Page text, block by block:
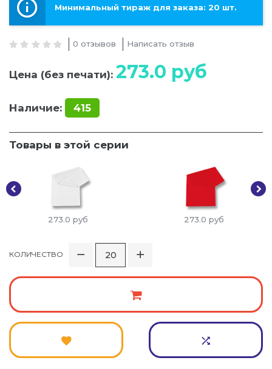
Минимальный тираж для заказа: 20 шт.
0 отзывов Написать отзыв
Цена (без печати): 273.0 руб
Наличие: 415
Товары в этой серии
273.0 руб 273.0 руб
КОЛИЧЕСТВО